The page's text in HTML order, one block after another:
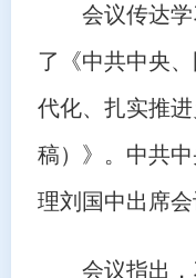
会议传达学
了《中共中央
代化、扎实推
稿）》。中共
理刘国中出席会
会议指出，